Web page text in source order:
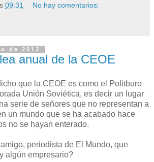
09:31 No hay comentarios:
de 2012
anual de la CEOE
que la CEOE es como el Politburo
Unión Soviética, es decir un lugar
serie de señores que no representan a
un mundo que se ha acabado hace
no se hayan enterado.
periodista de El Mundo, que
algún empresario?